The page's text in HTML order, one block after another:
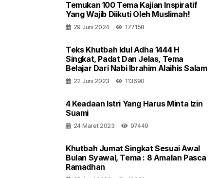
Temukan 100 Tema Kajian Inspiratif
Yang Wajib Diikuti Oleh Muslimah!
29 Juni 2024 177158
Teks Khutbah Idul Adha 1444 H
Singkat, Padat Dan Jelas, Tema
Belajar Dari Nabi Ibrahim Alaihis Salam
22 Juni 2023 113690
4 Keadaan Istri Yang Harus Minta Izin
Suami
24 Maret 2023 97449
Khutbah Jumat Singkat Sesuai Awal
Bulan Syawal, Tema : 8 Amalan Pasca
Ramadhan